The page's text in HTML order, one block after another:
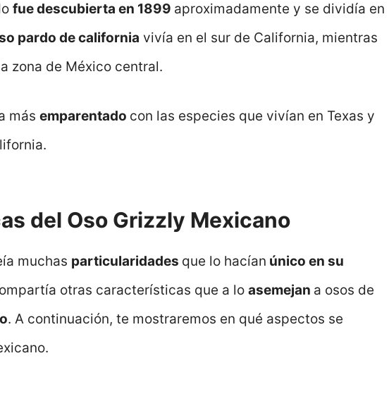
fue descubierta en 1899 aproximadamente y se dividía en
pardo de california vivía en el sur de California, mientras
zona de México central.
más emparentado con las especies que vivían en Texas y
del Oso Grizzly Mexicano
muchas particularidades que lo hacían único en su
otras características que a lo asemejan a osos de
. A continuación, te mostraremos en qué aspectos se